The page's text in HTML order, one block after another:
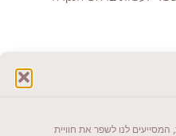
לנו לשפר את חוויית